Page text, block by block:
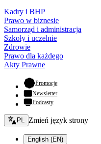
Kadry i BHP
Prawo w biznesie
Samorząd i administracja
Szkoły i uczelnie
Zdrowie
Prawo dla każdego
Akty Prawne
Promocje- otwiera się w
Newsletter
Podcasty
Zmień język - bieżący:
PL Zmień język strony
English (EN)